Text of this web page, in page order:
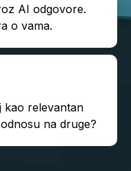
AI odgovore.
o vama.
kao relevantan
na druge?